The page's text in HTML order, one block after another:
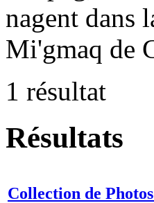
nagent dans
Mi'gmaq de
1 résultat
Résultats
Collection de